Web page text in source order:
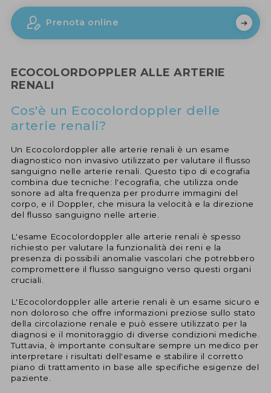
Prenota online
ECOCOLORDOPPLER ALLE ARTERIE
RENALI
Cos'è un Ecocolordoppler delle
arterie renali?
Un Ecocolordoppler alle arterie renali è un esame
diagnostico non invasivo utilizzato per valutare il flusso
sanguigno nelle arterie renali. Questo tipo di ecografia
combina due tecniche: l'ecografia, che utilizza onde
sonore ad alta frequenza per produrre immagini del
corpo, e il Doppler, che misura la velocità e la direzione
del flusso sanguigno nelle arterie.
L'esame Ecocolordoppler alle arterie renali è spesso
richiesto per valutare la funzionalità dei reni e la
presenza di possibili anomalie vascolari che potrebbero
compromettere il flusso sanguigno verso questi organi
cruciali.
L'Ecocolordoppler alle arterie renali è un esame sicuro e
non doloroso che offre informazioni preziose sullo stato
della circolazione renale e può essere utilizzato per la
diagnosi e il monitoraggio di diverse condizioni mediche.
Tuttavia, è importante consultare sempre un medico per
interpretare i risultati dell'esame e stabilire il corretto
piano di trattamento in base alle specifiche esigenze del
paziente.